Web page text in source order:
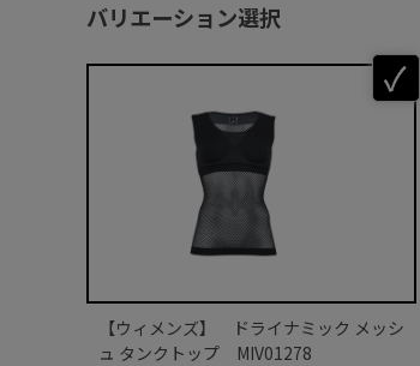
バリエーション選択
【ウィメンズ】 ドライナミック メッシ
ュ タンクトップ MIV01278